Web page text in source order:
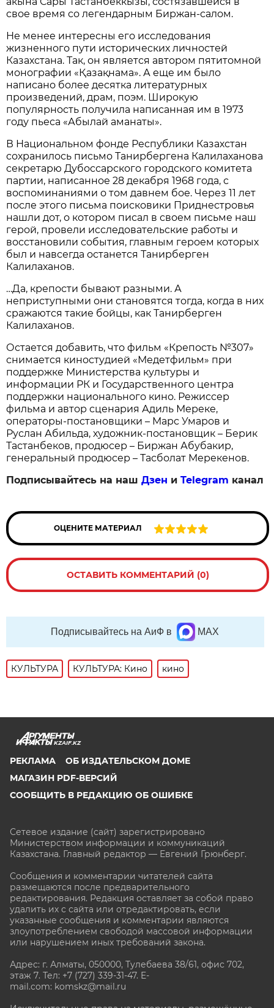
свое время со легендарным Биржан-салом.
Не менее интересны его исследования
жизненного пути исторических личностей
Казахстана. Так, он является автором пятитомной
монографии «Қазақнама». А еще им было
написано более десятка литературных
произведений, драм, поэм. Широкую
популярность получила написанная им в 1973
году пьеса «Абылай аманаты».
В Национальном фонде Республики Казахстан
сохранилось письмо Танирбергена Калилаханова
секретарю Дубоссарского городского комитета
партии, написанное 28 декабря 1968 года, с
воспоминаниями о том давнем бое. Через 11 лет
после этого письма поисковики Приднестровья
нашли дот, о котором писал в своем письме наш
герой, провели исследовательские работы и
восстановили события, главным героем которых
был и навсегда останется Танирберген
Калилаханов.
…Да, крепости бывают разными. А
неприступными они становятся тогда, когда в них
сражаются такие бойцы, как Танирберген
Калилаханов.
Остается добавить, что фильм «Крепость №307»
снимается киностудией «Медетфильм» при
поддержке Министерства культуры и
информации РК и Государственного центра
поддержки национального кино. Режиссер
фильма и автор сценария Адиль Мереке,
операторы-постановщики – Марс Умаров и
Руслан Абильда, художник-постановщик – Берик
Тастанбеков, продюсер – Биржан Абубакир,
генеральный продюсер – Тасболат Мерекенов.
Подписывайтесь на нашДзен иTelegram канал
ОЦЕНИТЕ МАТЕРИАЛ
ОСТАВИТЬ КОММЕНТАРИЙ (0)
Подписывайтесь на АиФ в MAX
КУЛЬТУРА КУЛЬТУРА: Кино кино
KZAIF.KZ
РЕКЛАМА
ОБ ИЗДАТЕЛЬСКОМ ДОМЕ
МАГАЗИН PDF-ВЕРСИЙ
СООБЩИТЬ В РЕДАКЦИЮ ОБ ОШИБКЕ
Сетевое издание (сайт) зарегистрировано
Министерством информации и коммуникаций
Казахстана. Главный редактор — Евгений Грюнберг.
Сообщения и комментарии читателей сайта
размещаются после предварительного
редактирования. Редакция оставляет за собой право
удалить их с сайта или отредактировать, если
указанные сообщения и комментарии являются
злоупотреблением свободой массовой информации
или нарушением иных требований закона.
Адрес: г. Алматы, 050000, Тулебаева 38/61, офис 702,
этаж 7. Тел: +7 (727) 339-31-47. E-
mail.com: komskz@mail.ru